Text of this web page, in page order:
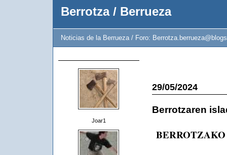
Berrotza / Berrueza
Noticias de la Berrueza / Foro:
Joar1
29/05/2024
Berrotzaren